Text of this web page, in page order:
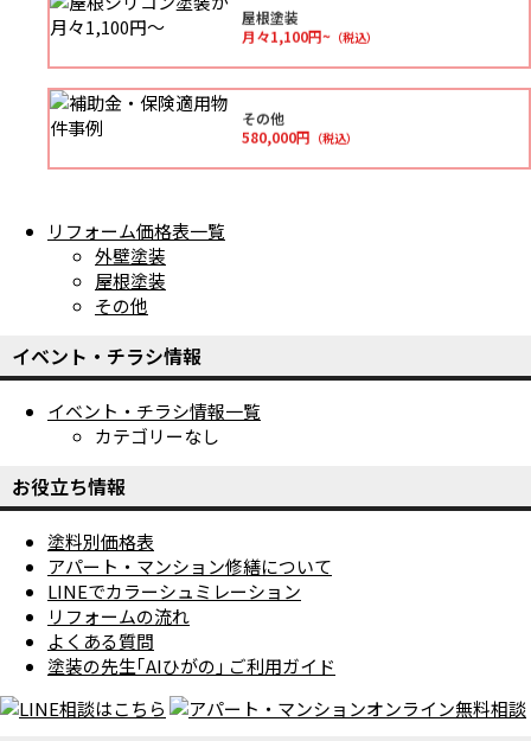
屋根塗装
月々1,100円~（税込）
その他
580,000円 （税込）
リフォーム価格表一覧
外壁塗装
屋根塗装
その他
イベント・チラシ情報
イベント・チラシ情報一覧
カテゴリーなし
お役立ち情報
塗料別価格表
アパート・マンション修繕について
LINEでカラーシュミレーション
リフォームの流れ
よくある質問
塗装の先生｢AIひがの｣ ご利用ガイド